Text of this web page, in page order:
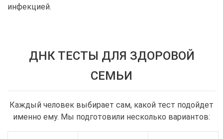
инфекцией.
ДНК ТЕСТЫ ДЛЯ ЗДОРОВОЙ
СЕМЬИ
Каждый человек выбирает сам, какой тест подойдет
именно ему. Мы подготовили несколько вариантов: